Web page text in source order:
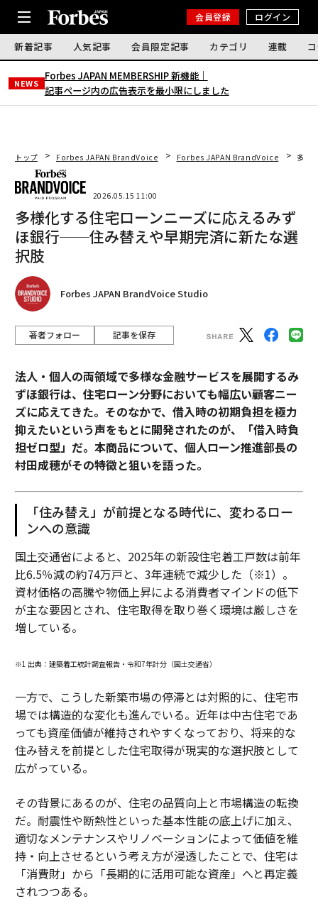
会員登録 ログイン
新着記事 人気記事 会員限定記事 カテゴリ 連載
NEWS
Forbes JAPAN MEMBERSHIP 新機能｜
記事ページ内の広告表示を最小限にしました
トップ Forbes JAPAN BrandVoice Forbes JAPAN BrandVoice 多様
2026.05.15 11:00
多様化する住宅ローンニーズに応えるみず
ほ銀行──住み替えや早期完済に新たな選
択肢
Forbes JAPAN BrandVoice Studio
著者フォロー 記事を保存
法人・個人の両領域で多様な金融サービスを展開するみ
ずほ銀行は、住宅ローン分野においても幅広い顧客ニー
ズに応えてきた。そのなかで、借入時の初期負担を極力
抑えたいという声をもとに開発されたのが、「借入時負
担ゼロ型」だ。本商品について、個人ローン推進部長の
村田成穂がその特徴と狙いを語った。
「住み替え」が前提となる時代に、変わるロー
ンへの意識
国土交通省によると、2025年の新設住宅着工戸数は前年
比6.5％減の約74万戸と、3年連続で減少した（※1）。
資材価格の高騰や物価上昇による消費者マインドの低下
が主な要因とされ、住宅取得を取り巻く環境は厳しさを
増している。
※1 出典：建築着工統計調査報告・令和7年計分（国土交通省）
一方で、こうした新築市場の停滞とは対照的に、住宅市
場では構造的な変化も進んでいる。近年は中古住宅であ
っても資産価値が維持されやすくなっており、将来的な
住み替えを前提とした住宅取得が現実的な選択肢として
広がっている。
その背景にあるのが、住宅の品質向上と市場構造の転換
だ。耐震性や断熱性といった基本性能の底上げに加え、
適切なメンテナンスやリノベーションによって価値を維
持・向上させるという考え方が浸透したことで、住宅は
「消費財」から「長期的に活用可能な資産」へと再定義
されつつある。